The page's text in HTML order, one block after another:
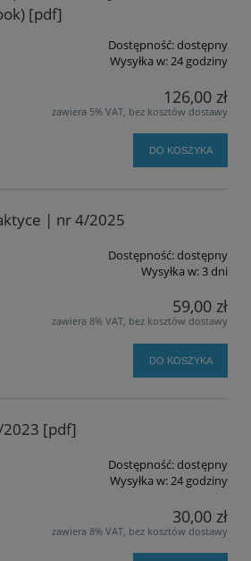
[pdf]
Dostępność:dostępny
Wysyłka w:24 godziny
126,00 zł
zawiera 5% VAT, bez kosztów dostawy
DO KOSZYKA
| nr 4/2025
Dostępność:dostępny
Wysyłka w:3 dni
59,00 zł
zawiera 8% VAT, bez kosztów dostawy
DO KOSZYKA
[pdf]
Dostępność:dostępny
Wysyłka w:24 godziny
30,00 zł
zawiera 8% VAT, bez kosztów dostawy